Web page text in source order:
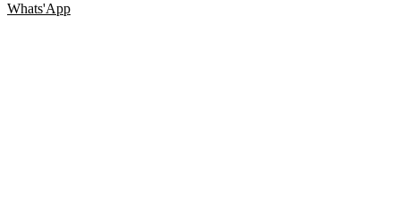
Whats'App